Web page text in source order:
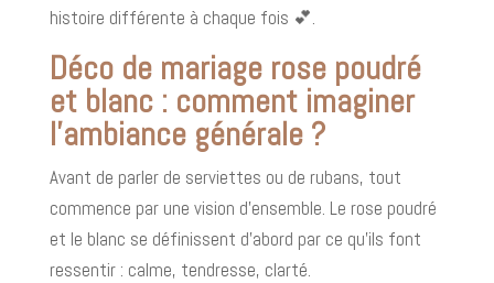
histoire différente à chaque fois 💕.
Déco de mariage rose poudré
et blanc : comment imaginer
l’ambiance générale ?
Avant de parler de serviettes ou de rubans, tout
commence par une vision d’ensemble. Le rose poudré
et le blanc se définissent d’abord par ce qu’ils font
ressentir : calme, tendresse, clarté.